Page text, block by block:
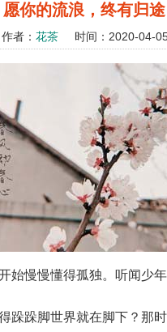
愿你的流浪，终有归途
作者： 花茶 时间：2020-04-
慢慢懂得孤独。听闻少年
跺脚世界就在脚下？那时